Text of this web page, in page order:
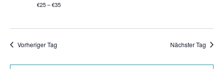
€25 – €35
Vorheriger Tag Nächster Tag